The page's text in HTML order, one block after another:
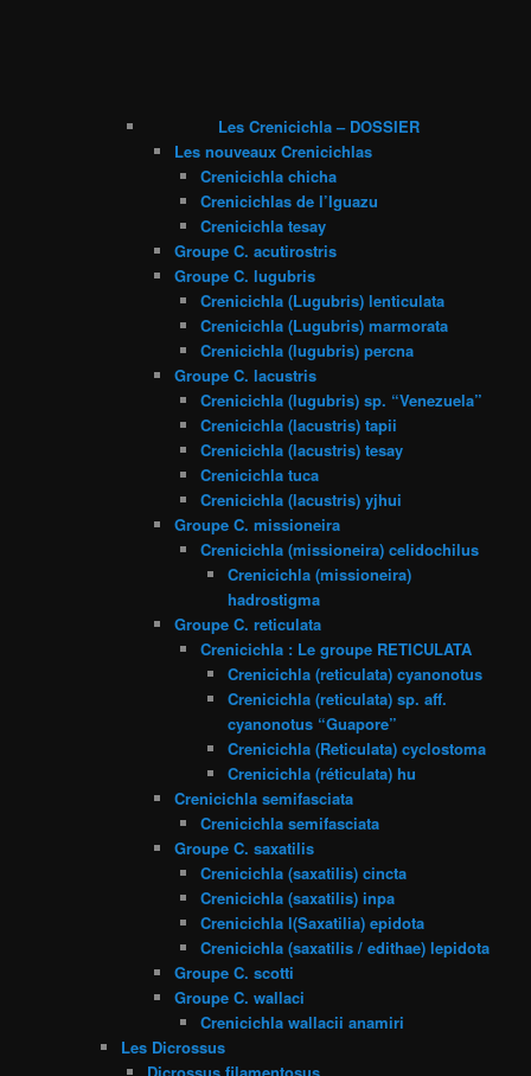
Les Crenicichla – DOSSIER
Les nouveaux Crenicichlas
Crenicichla chicha
Crenicichlas de l’Iguazu
Crenicichla tesay
Groupe C. acutirostris
Groupe C. lugubris
Crenicichla (Lugubris) lenticulata
Crenicichla (Lugubris) marmorata
Crenicichla (lugubris) percna
Groupe C. lacustris
Crenicichla (lugubris) sp. “Venezuela”
Crenicichla (lacustris) tapii
Crenicichla (lacustris) tesay
Crenicichla tuca
Crenicichla (lacustris) yjhui
Groupe C. missioneira
Crenicichla (missioneira) celidochilus
Crenicichla (missioneira)
hadrostigma
Groupe C. reticulata
Crenicichla : Le groupe RETICULATA
Crenicichla (reticulata) cyanonotus
Crenicichla (reticulata) sp. aff.
cyanonotus “Guapore”
Crenicichla (Reticulata) cyclostoma
Crenicichla (réticulata) hu
Crenicichla semifasciata
Crenicichla semifasciata
Groupe C. saxatilis
Crenicichla (saxatilis) cincta
Crenicichla (saxatilis) inpa
Crenicichla l(Saxatilia) epidota
Crenicichla (saxatilis / edithae) lepidota
Groupe C. scotti
Groupe C. wallaci
Crenicichla wallacii anamiri
Les Dicrossus